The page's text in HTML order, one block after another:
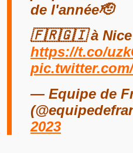
de l'année🫡
🇫🇷🇬🇮 à
https://t.co/
— Equipe de
2023